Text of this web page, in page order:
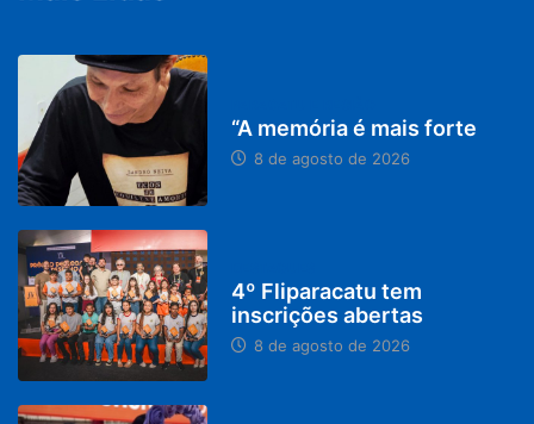
“A memória é mais forte
8 de agosto de 2026
4º Fliparacatu tem
inscrições abertas
8 de agosto de 2026